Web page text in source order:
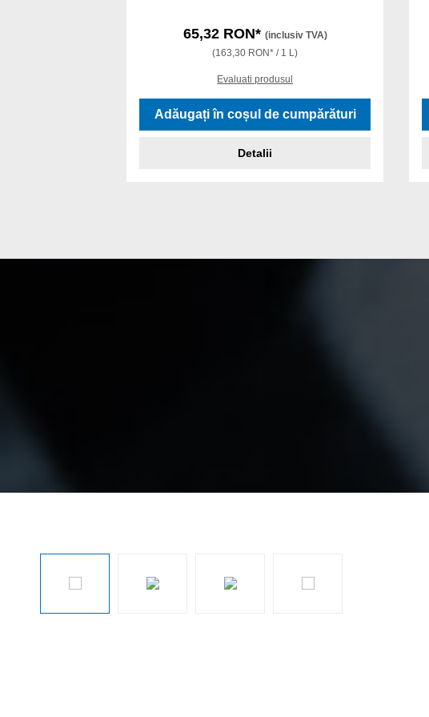
65,32 RON* (inclusiv TVA)
(163,30 RON* / 1 L)
Evaluati produsul
Adăugați în coșul de cumpărături
Detalii